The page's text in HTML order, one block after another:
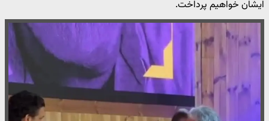
ایشان خواهیم پرداخت.